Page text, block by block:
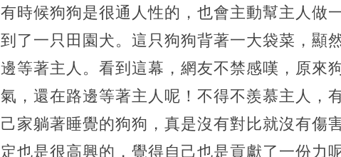
有時候狗狗是很通人性的，也會主動幫主人做
到了一只田園犬。這只狗狗背著一大袋菜，顯
邊等著主人。看到這幕，網友不禁感嘆，原來
氣，還在路邊等著主人呢！不得不羨慕主人，
己家躺著睡覺的狗狗，真是沒有對比就沒有傷
定也是很高興的，覺得自己也是貢獻了一份力呢